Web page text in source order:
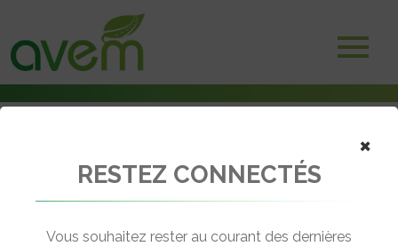
Deux-trois roues électriques
×
RESTEZ CONNECTÉS
Vous souhaitez rester au courant des dernières